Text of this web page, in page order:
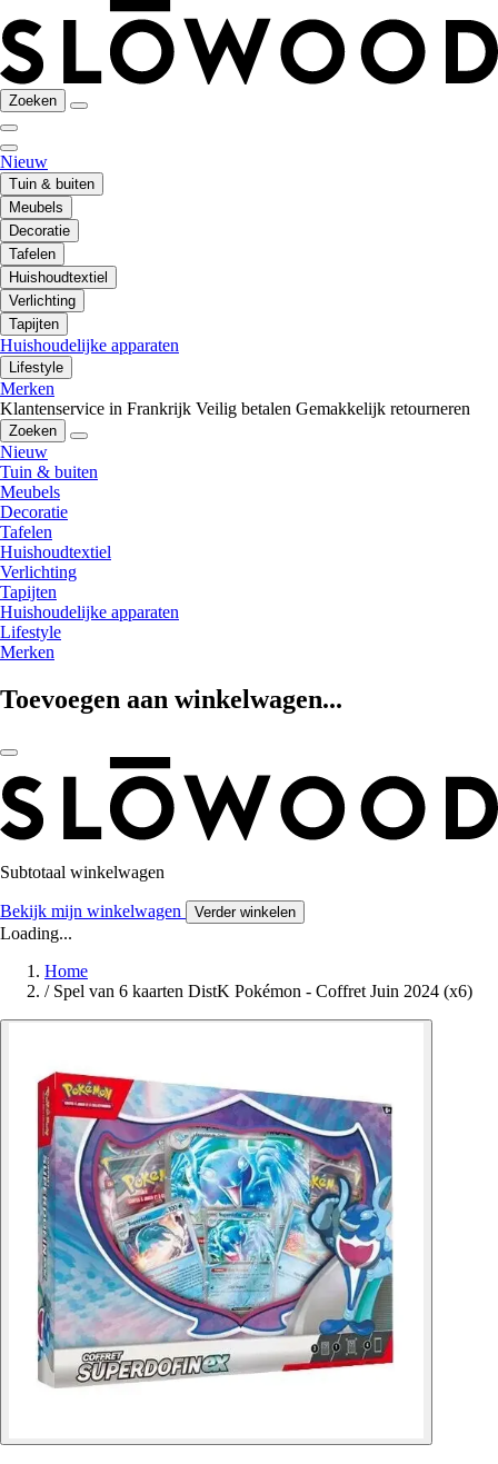
Zoeken
Nieuw
Tuin & buiten
Meubels
Decoratie
Tafelen
Huishoudtextiel
Verlichting
Tapijten
Huishoudelijke apparaten
Lifestyle
Merken
Klantenservice in Frankrijk Veilig betalen Gemakkelijk retourneren
Zoeken
Nieuw
Tuin & buiten
Meubels
Decoratie
Tafelen
Huishoudtextiel
Verlichting
Tapijten
Huishoudelijke apparaten
Lifestyle
Merken
Toevoegen aan winkelwagen...
Subtotaal winkelwagen
Bekijk mijn winkelwagen Verder winkelen
Loading...
Home
/ Spel van 6 kaarten DistK Pokémon - Coffret Juin 2024 (x6)